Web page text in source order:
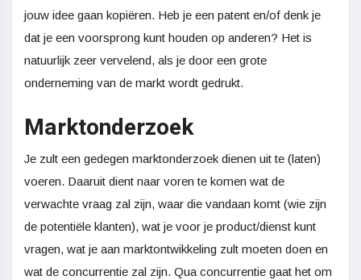
jouw idee gaan kopiëren. Heb je een patent en/of denk je
dat je een voorsprong kunt houden op anderen? Het is
natuurlijk zeer vervelend, als je door een grote
onderneming van de markt wordt gedrukt.
Marktonderzoek
Je zult een gedegen marktonderzoek dienen uit te (laten)
voeren. Daaruit dient naar voren te komen wat de
verwachte vraag zal zijn, waar die vandaan komt (wie zijn
de potentiële klanten), wat je voor je product/dienst kunt
vragen, wat je aan marktontwikkeling zult moeten doen en
wat de concurrentie zal zijn. Qua concurrentie gaat het om